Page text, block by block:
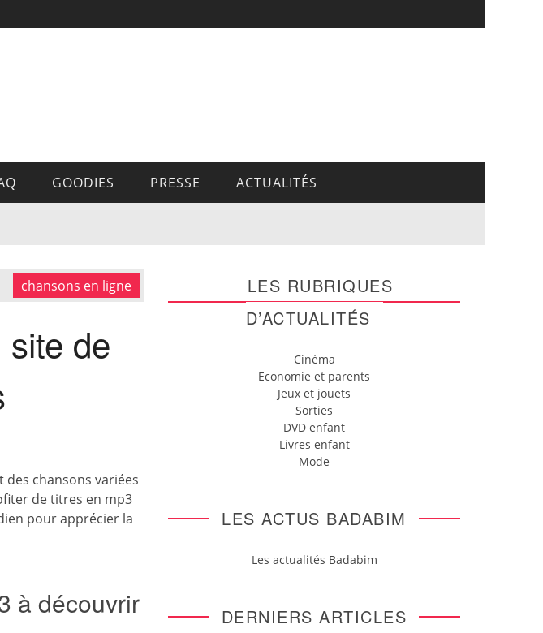
GOODIES PRESSE ACTUALITÉS
chansons en ligne
de
chansons variées
de titres en mp3
pour apprécier la
à découvrir
LES RUBRIQUES
D’ACTUALITÉS
Cinéma
Economie et parents
Jeux et jouets
Sorties
DVD enfant
Livres enfant
Mode
LES ACTUS BADABIM
Les actualités Badabim
DERNIERS ARTICLES